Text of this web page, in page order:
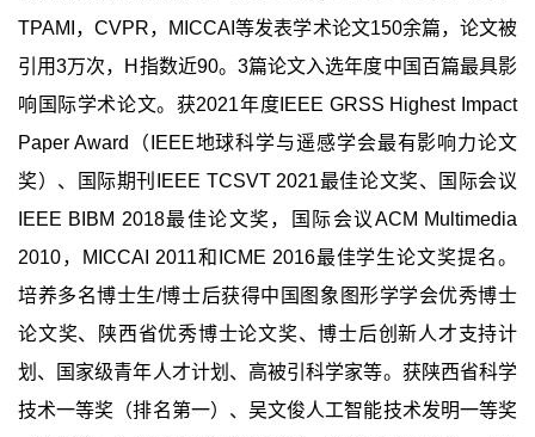
TPAMI，CVPR，MICCAI等发表学术论文150余篇，论文被
引用3万次，H指数近90。3篇论文入选年度中国百篇最具影
响国际学术论文。获2021年度IEEE GRSS Highest Impact
Paper Award（IEEE地球科学与遥感学会最有影响力论文
奖）、国际期刊IEEE TCSVT 2021最佳论文奖、国际会议
IEEE BIBM 2018最佳论文奖，国际会议ACM Multimedia
2010，MICCAI 2011和ICME 2016最佳学生论文奖提名。
培养多名博士生/博士后获得中国图象图形学学会优秀博士
论文奖、陕西省优秀博士论文奖、博士后创新人才支持计
划、国家级青年人才计划、高被引科学家等。获陕西省科学
技术一等奖（排名第一）、吴文俊人工智能技术发明一等奖